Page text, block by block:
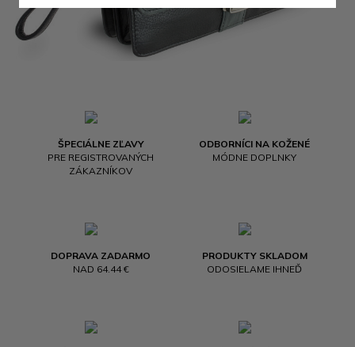
ŠPECIÁLNE ZĽAVY
PRE REGISTROVANÝCH
ZÁKAZNÍKOV
ODBORNÍCI NA KOŽENÉ
MÓDNE DOPLNKY
DOPRAVA ZADARMO
NAD 64.44 €
PRODUKTY SKLADOM
ODOSIELAME IHNEĎ